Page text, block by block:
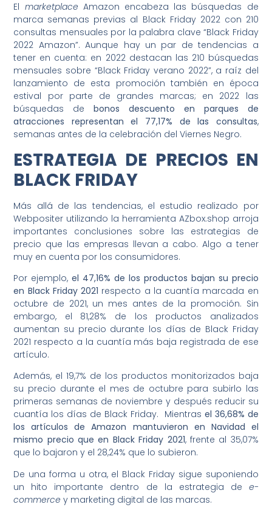
El marketplace Amazon encabeza las búsquedas de
marca semanas previas al Black Friday 2022 con 210
consultas mensuales por la palabra clave “Black Friday
2022 Amazon”. Aunque hay un par de tendencias a
tener en cuenta: en 2022 destacan las 210 búsquedas
mensuales sobre “Black Friday verano 2022”, a raíz del
lanzamiento de esta promoción también en época
estival por parte de grandes marcas; en 2022 las
búsquedas debonos descuento en parques de
atracciones representan el 77,17% de las consultas,
semanas antes de la celebración del Viernes Negro.
ESTRATEGIA DE PRECIOS EN
BLACK FRIDAY
Más allá de las tendencias, el estudio realizado por
Webpositer utilizando la herramienta AZbox.shop arroja
importantes conclusiones sobre las estrategias de
precio que las empresas llevan a cabo. Algo a tener
muy en cuenta por los consumidores.
Por ejemplo,el 47,16% de los productos bajan su precio
en Black Friday 2021 respecto a la cuantía marcada en
octubre de 2021, un mes antes de la promoción. Sin
embargo, el 81,28% de los productos analizados
aumentan su precio durante los días de Black Friday
2021 respecto a la cuantía más baja registrada de ese
artículo.
Además, el 19,7% de los productos monitorizados baja
su precio durante el mes de octubre para subirlo las
primeras semanas de noviembre y después reducir su
cuantía los días de Black Friday. Mientras el 36,68% de
los artículos de Amazon mantuvieron en Navidad el
mismo precio que en Black Friday 2021, frente al 35,07%
que lo bajaron y el 28,24% que lo subieron.
De una forma u otra, el Black Friday sigue suponiendo
un hito importante dentro de la estrategia de e-
commercey marketing digital de las marcas.